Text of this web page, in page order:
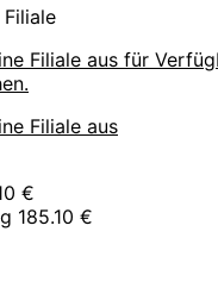
Filiale aus für
Filiale aus
€
185.10 €